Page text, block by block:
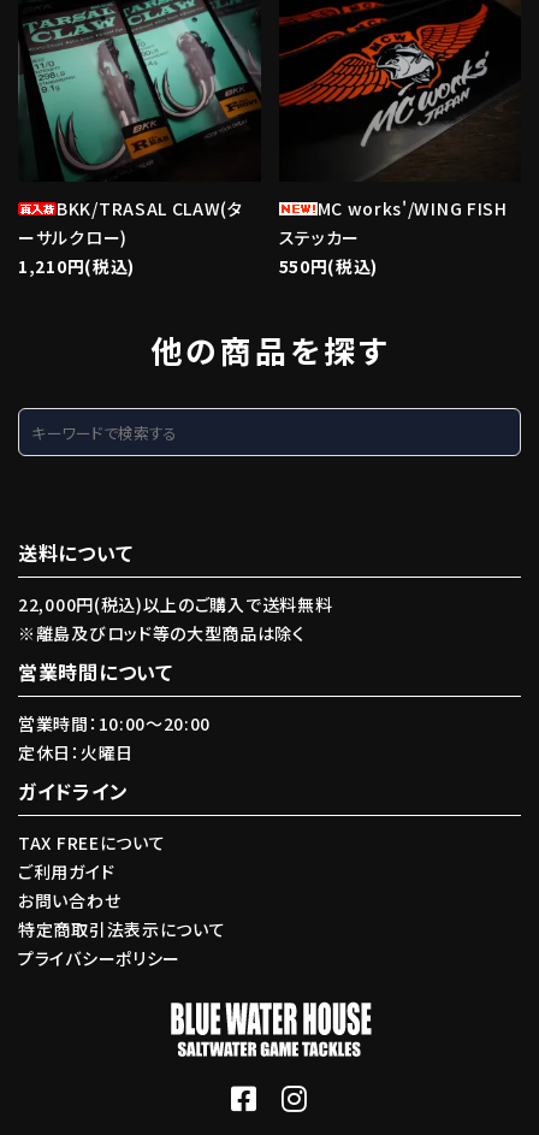
BKK/TRASAL CLAW(タ
ーサルクロー)
1,210円(税込)
MC works'/WING FISH
ステッカー
550円(税込)
他の商品を探す
送料について
22,000円(税込)以上のご購入で送料無料
※離島及びロッド等の大型商品は除く
営業時間について
営業時間：10:00〜20:00
定休日：火曜日
ガイドライン
TAX FREEについて
ご利用ガイド
お問い合わせ
特定商取引法表示について
プライバシーポリシー